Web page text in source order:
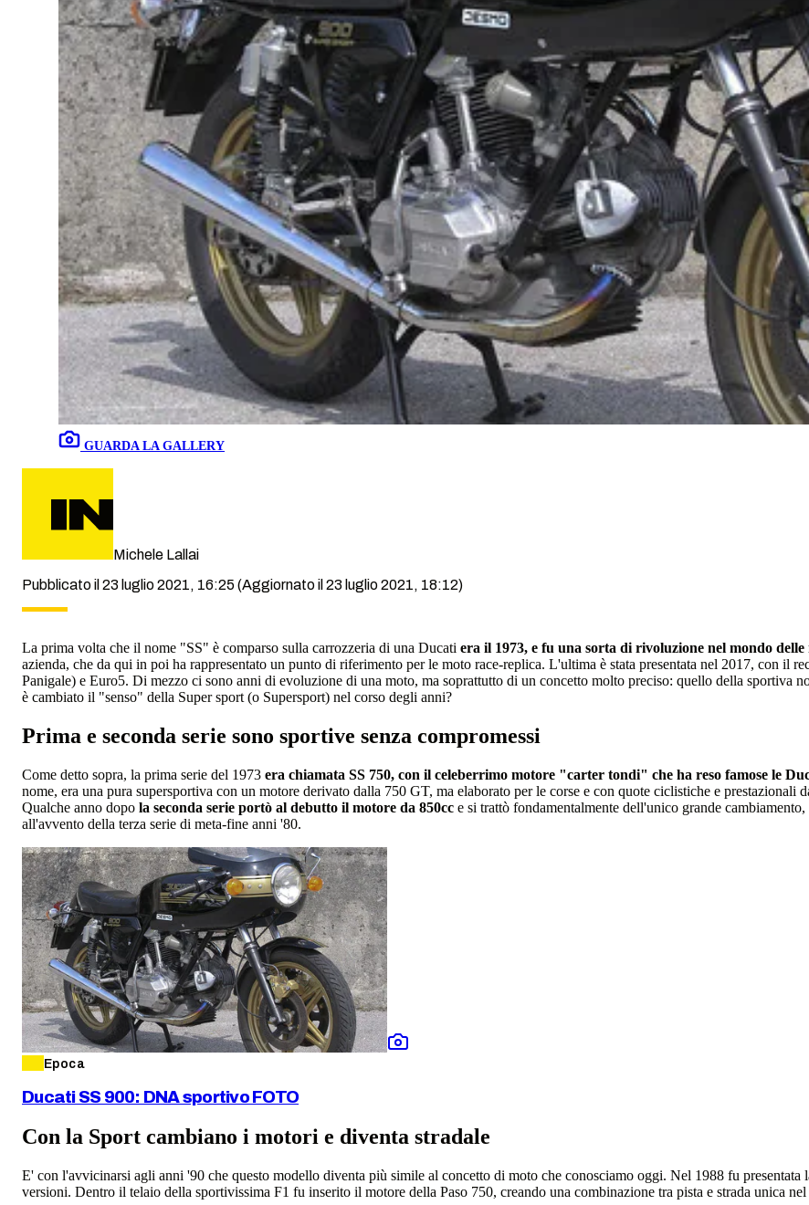
GUARDA LA GALLERY
Michele Lallai
Pubblicato il 23 luglio 2021, 16:25 (Aggiornato il 23 luglio 2021, 18:12)
La prima volta che il nome "SS" è comparso sulla carrozzeria di una Ducati era il 1973, e fu una sorta di rivoluzione nel mondo
azienda, che da qui in poi ha rappresentato un punto di riferimento per le moto race-replica. L'ultima è stata presentata nel 2017, con il
Panigale) e Euro5. Di mezzo ci sono anni di evoluzione di una moto, ma soprattutto di un concetto molto preciso: quello della sportiva
è cambiato il "senso" della Super sport (o Supersport) nel corso degli anni?
Prima e seconda serie sono sportive senza compromessi
Come detto sopra, la prima serie del 1973 era chiamata SS 750, con il celeberrimo motore "carter tondi" che ha reso famose le
nome, era una pura supersportiva con un motore derivato dalla 750 GT, ma elaborato per le corse e con quote ciclistiche e prestazionali
Qualche anno dopo la seconda serie portò al debutto il motore da 850cc e si trattò fondamentalmente dell'unico grande
all'avvento della terza serie di meta-fine anni '80.
Epoca
Ducati SS 900: DNA sportivo FOTO
Con la Sport cambiano i motori e diventa stradale
E' con l'avvicinarsi agli anni '90 che questo modello diventa più simile al concetto di moto che conosciamo oggi. Nel 1988 fu presentata
versioni. Dentro il telaio della sportivissima F1 fu inserito il motore della Paso 750, creando una combinazione tra pista e strada unica